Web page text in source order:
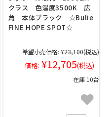
クラス 色温度3500K 広
角 本体ブラック ☆Bulie
FINE HOPE SPOT☆
希望小売価格: ¥23,100(税込)
価格: ¥12,705(税込)
在庫 10台